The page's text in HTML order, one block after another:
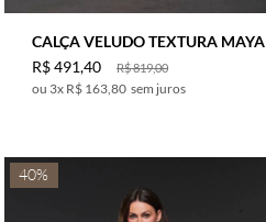
CALÇA VELUDO TEXTURA MAYA
R$819,00
R$491,40
3x R$ 163,80 sem juros
40%